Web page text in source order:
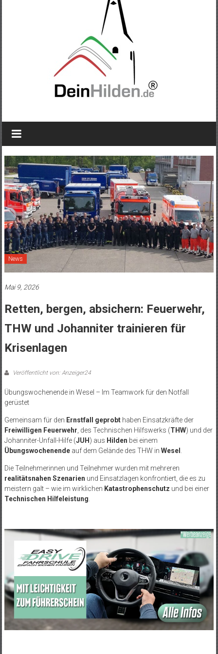
News
Mai 9, 2026
Retten, bergen, absichern: Feuerwehr,
THW und Johanniter trainieren für
Krisenlagen
Veröffentlicht von: Anzeiger24
Übungswochenende in Wesel – Im Teamwork für den Notfall
gerüstet
Gemeinsam für den Ernstfall geprobthaben Einsatzkräfte der
Freiwilligen Feuerwehr, des Technischen Hilfswerks (THW) und der
Johanniter-Unfall-Hilfe (JUH ) aus Hilden bei einem
Übungswochenendeauf dem Gelände des THW in Wesel .
Die Teilnehmerinnen und Teilnehmer wurden mit mehreren
realitätsnahen Szenarien und Einsatzlagen konfrontiert, die es zu
meistern galt – wie im wirklichen Katastrophenschutz und bei einer
Technischen Hilfeleistung.